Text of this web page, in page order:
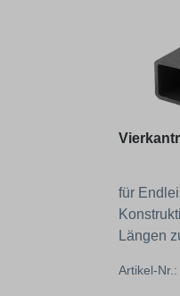
für
Längen
Artikel-